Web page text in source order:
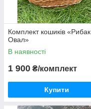
Комплект кошиків «Рибак
Овал»
В наявності
1 900 ₴/комплект
Купити